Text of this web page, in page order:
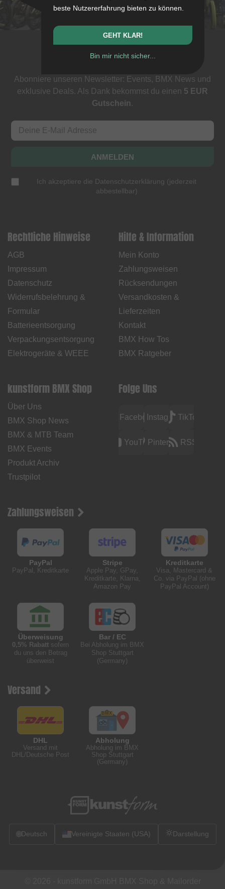
stuttgart@kunstform.org
Newsletter
Abonniere unseren Newsletter: Events, BMX News und
exklusive Deals. Als Dank bekommst du einen 5 EUR
Gutschein.
ANMELDEN
Ich akzeptiere die Datenschutzerklärung (jederzeit
abbestellbar)
Rechtliche Hinweise
AGB
Impressum
Datenschutz
Widerrufsbelehrung &
Formular
Batterieentsorgung
Verpackungsentsorgung
Elektrogeräte & WEEE
Hilfe & Information
Mein Konto
Zahlungsweisen
Rücksendungen
Versandkosten &
Lieferzeiten
Kontakt
BMX How Tos
BMX Ratgeber
kunstform BMX Shop
Über Uns
BMX Shop News
BMX & MTB Team
BMX Events
Produkt Archiv
Trustpilot
Folge Uns
FacebookInstagramTikTok
YouTubePinterest RSS
Zahlungsweisen
PayPal
PayPal, Kreditkarte
Stripe
Apple Pay, GPay,
Kreditkarte, Klarna,
Amazon Pay
Kreditkarte
Visa, Mastercard &
Co. via PayPal (ohne
PayPal Account)
Überweisung
0,5% Rabatt sofern
du uns den Betrag
überweist
Bar / EC
Bei Abholung im BMX
Shop Stuttgart
(Germany)
Versand
DHL
Versand mit
DHL/Deutsche Post
Abholung
Abholung im BMX
Shop Stuttgart
(Germany)
🌐Deutsch Vereinigte Staaten (USA) Darstellung
beste Nutzererfahrung bieten zu können.
GEHT KLAR!
Bin mir nicht sicher...